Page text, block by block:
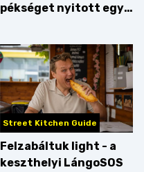
pékséget nyitott egy
Street Kitchen Guide
Felzabáltuk light - a
keszthelyi LángoSOS